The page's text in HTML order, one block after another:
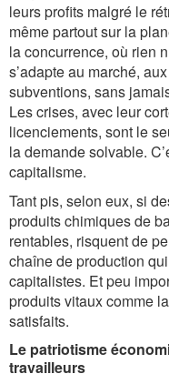
leurs profits malgré le
même partout sur la
la concurrence, où rien
s’adapte au marché,
subventions, sans
Les crises, avec leur
licenciements, sont le
la demande solvable.
capitalisme.
Tant pis, selon eux, si
produits chimiques de
rentables, risquent de
chaîne de production
capitalistes. Et peu
produits vitaux comme
satisfaits.
Le patriotisme
travailleurs